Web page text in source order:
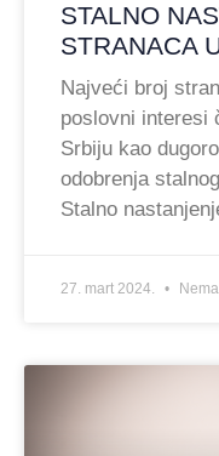
STALNO
STRANACA
Najveći broj
poslovni interesi
Srbiju kao
odobrenja
Stalno
27. mart 2024.